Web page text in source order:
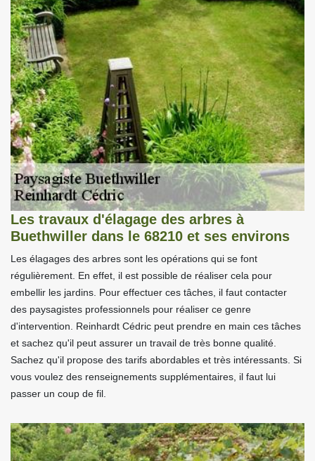
Les travaux d'élagage des arbres à
Buethwiller dans le 68210 et ses environs
Les élagages des arbres sont les opérations qui se font
régulièrement. En effet, il est possible de réaliser cela pour
embellir les jardins. Pour effectuer ces tâches, il faut contacter
des paysagistes professionnels pour réaliser ce genre
d'intervention. Reinhardt Cédric peut prendre en main ces tâches
et sachez qu'il peut assurer un travail de très bonne qualité.
Sachez qu'il propose des tarifs abordables et très intéressants. Si
vous voulez des renseignements supplémentaires, il faut lui
passer un coup de fil.